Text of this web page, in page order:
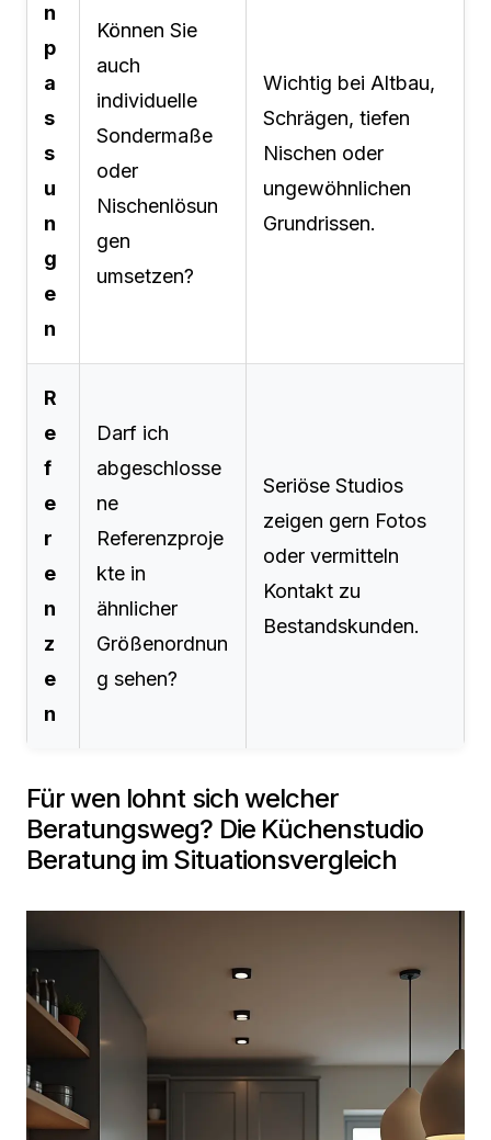
n
p
a
s
s
u
n
g
e
n
Können Sie
auch
individuelle
Sondermaße
oder
Nischenlösun
gen
umsetzen?
Wichtig bei Altbau,
Schrägen, tiefen
Nischen oder
ungewöhnlichen
Grundrissen.
R
e
f
e
r
e
n
z
e
n
Darf ich
abgeschlosse
ne
Referenzproje
kte in
ähnlicher
Größenordnun
g sehen?
Seriöse Studios
zeigen gern Fotos
oder vermitteln
Kontakt zu
Bestandskunden.
Für wen lohnt sich welcher
Beratungsweg? Die Küchenstudio
Beratung im Situationsvergleich